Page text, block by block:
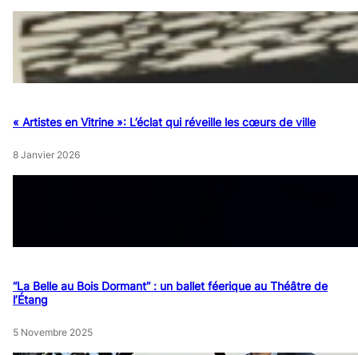
« Artistes en Vitrine »: L’éclat qui réveille les cœurs de ville
8 Janvier 2026
“La Belle au Bois Dormant” : un ballet féerique au Théâtre de
l’Étang
5 Novembre 2025